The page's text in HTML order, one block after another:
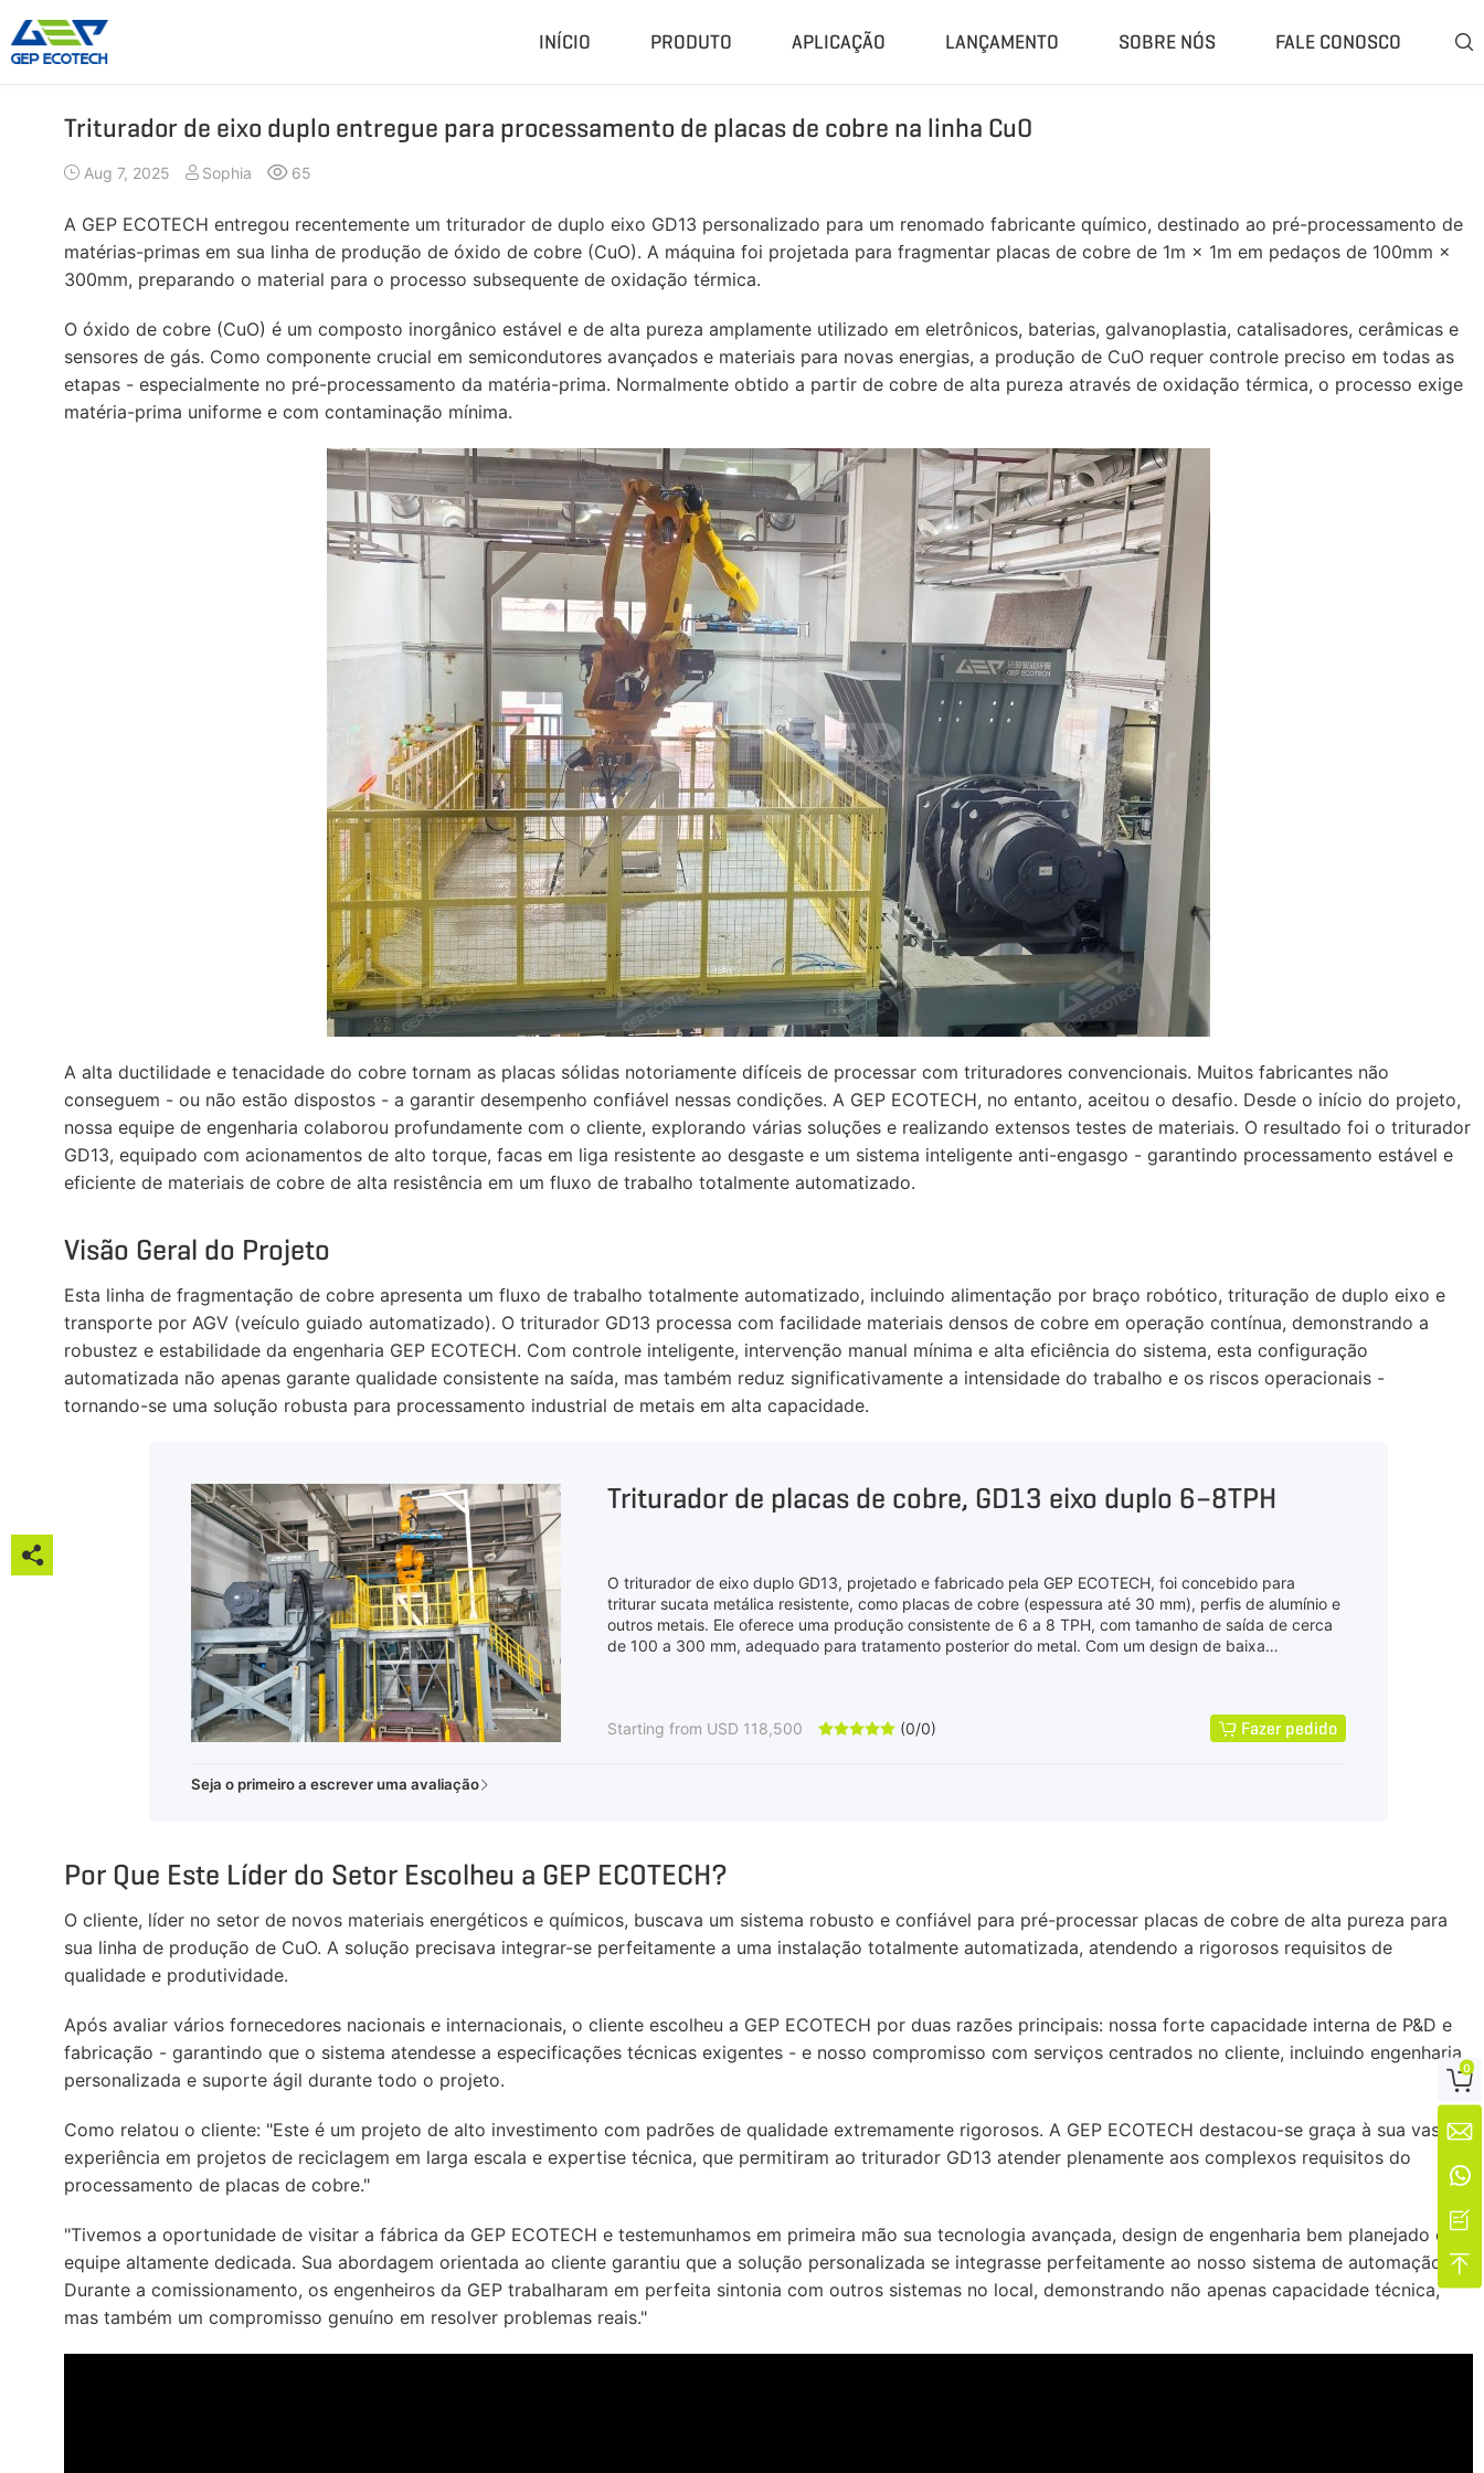
INÍCIO PRODUTO
Máquina Trituradora
Triturador De Eixo Duplo
Triturador De Eixo Único
Triturador De Eixo Quádruplo
Pré-Triturador
Mais»
Máquina Britadora
Britador De Mandíbula
Britador De Impacto
Britador De Cone
Compactador E Granulador
Máquina De Pellet De CDR
Granulador Universal
Moedor De Borracha
Planta Completa
Planta De Trituração Móvel
Planta De Britagem Móvel
Planta De Pirólise Portátil
Separador De Corrente Parasita
Separador Magnético
Mais»
APLICAÇÃO LANÇAMENTO SOBRE NÓS FALE CONOSCO 
Triturador de eixo duplo entregue para processamento de placas de cobre na linha CuO
Aug 7, 2025 Sophia 65
A GEP ECOTECH entregou recentemente um triturador de duplo eixo GD13 personalizado para um renomado fabricante químico, destinado ao pré-processamento de
matérias-primas em sua linha de produção de óxido de cobre (CuO). A máquina foi projetada para fragmentar placas de cobre de 1m × 1m em pedaços de 100mm ×
300mm, preparando o material para o processo subsequente de oxidação térmica.
O óxido de cobre (CuO) é um composto inorgânico estável e de alta pureza amplamente utilizado em eletrônicos, baterias, galvanoplastia, catalisadores, cerâmicas e
sensores de gás. Como componente crucial em semicondutores avançados e materiais para novas energias, a produção de CuO requer controle preciso em todas as
etapas - especialmente no pré-processamento da matéria-prima. Normalmente obtido a partir de cobre de alta pureza através de oxidação térmica, o processo exige
matéria-prima uniforme e com contaminação mínima.
A alta ductilidade e tenacidade do cobre tornam as placas sólidas notoriamente difíceis de processar com trituradores convencionais. Muitos fabricantes não
conseguem - ou não estão dispostos - a garantir desempenho confiável nessas condições. A GEP ECOTECH, no entanto, aceitou o desafio. Desde o início do projeto,
nossa equipe de engenharia colaborou profundamente com o cliente, explorando várias soluções e realizando extensos testes de materiais. O resultado foi o triturador
GD13, equipado com acionamentos de alto torque, facas em liga resistente ao desgaste e um sistema inteligente anti-engasgo - garantindo processamento estável e
eficiente de materiais de cobre de alta resistência em um fluxo de trabalho totalmente automatizado.
Visão Geral do Projeto
Esta linha de fragmentação de cobre apresenta um fluxo de trabalho totalmente automatizado, incluindo alimentação por braço robótico, trituração de duplo eixo e
transporte por AGV (veículo guiado automatizado). O triturador GD13 processa com facilidade materiais densos de cobre em operação contínua, demonstrando a
robustez e estabilidade da engenharia GEP ECOTECH. Com controle inteligente, intervenção manual mínima e alta eficiência do sistema, esta configuração
automatizada não apenas garante qualidade consistente na saída, mas também reduz significativamente a intensidade do trabalho e os riscos operacionais -
tornando-se uma solução robusta para processamento industrial de metais em alta capacidade.
Triturador de placas de cobre, GD13 eixo duplo 6–8TPH
O triturador de eixo duplo GD13, projetado e fabricado pela GEP ECOTECH, foi concebido para
triturar sucata metálica resistente, como placas de cobre (espessura até 30 mm), perfis de alumínio e
outros metais. Ele oferece uma produção consistente de 6 a 8 TPH, com tamanho de saída de cerca
de 100 a 300 mm, adequado para tratamento posterior do metal. Com um design de baixa
Starting from USD 118,500
(0/0) Fazer pedido
Seja o primeiro a escrever uma avaliação
Por Que Este Líder do Setor Escolheu a GEP ECOTECH?
O cliente, líder no setor de novos materiais energéticos e químicos, buscava um sistema robusto e confiável para pré-processar placas de cobre de alta pureza para
sua linha de produção de CuO. A solução precisava integrar-se perfeitamente a uma instalação totalmente automatizada, atendendo a rigorosos requisitos de
qualidade e produtividade.
Após avaliar vários fornecedores nacionais e internacionais, o cliente escolheu a GEP ECOTECH por duas razões principais: nossa forte capacidade interna de P&D e
fabricação - garantindo que o sistema atendesse a especificações técnicas exigentes - e nosso compromisso com serviços centrados no cliente, incluindo engenharia
personalizada e suporte ágil durante todo o projeto.
Como relatou o cliente: "Este é um projeto de alto investimento com padrões de qualidade extremamente rigorosos. A GEP ECOTECH destacou-se graça à sua vasta
experiência em projetos de reciclagem em larga escala e expertise técnica, que permitiram ao triturador GD13 atender plenamente aos complexos requisitos do
processamento de placas de cobre."
"Tivemos a oportunidade de visitar a fábrica da GEP ECOTECH e testemunhamos em primeira mão sua tecnologia avançada, design de engenharia bem planejado e
equipe altamente dedicada. Sua abordagem orientada ao cliente garantiu que a solução personalizada se integrasse perfeitamente ao nosso sistema de automação.
Durante a comissionamento, os engenheiros da GEP trabalharam em perfeita sintonia com outros sistemas no local, demonstrando não apenas capacidade técnica,
mas também um compromisso genuíno em resolver problemas reais."


0



